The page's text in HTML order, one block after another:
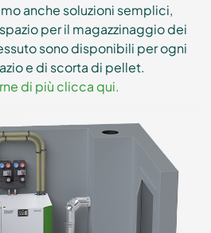
anche soluzioni semplici,
per il magazzinaggio dei
sono disponibili per ogni
e di scorta di pellet.
di più clicca qui.